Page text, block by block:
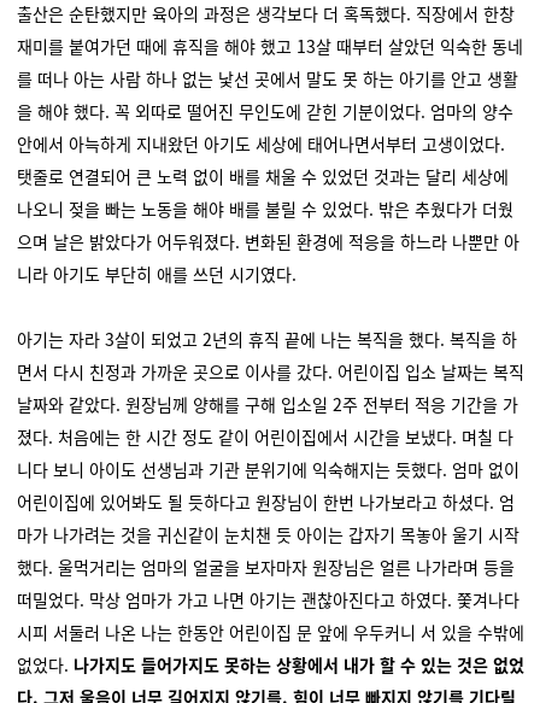
출산은 순탄했지만 육아의 과정은 생각보다 더 혹독했다. 직장에서 한창
재미를 붙여가던 때에 휴직을 해야 했고 13살 때부터 살았던 익숙한 동네
를 떠나 아는 사람 하나 없는 낯선 곳에서 말도 못 하는 아기를 안고 생활
을 해야 했다. 꼭 외따로 떨어진 무인도에 갇힌 기분이었다. 엄마의 양수
안에서 아늑하게 지내왔던 아기도 세상에 태어나면서부터 고생이었다.
탯줄로 연결되어 큰 노력 없이 배를 채울 수 있었던 것과는 달리 세상에
나오니 젖을 빠는 노동을 해야 배를 불릴 수 있었다. 밖은 추웠다가 더웠
으며 날은 밝았다가 어두워졌다. 변화된 환경에 적응을 하느라 나뿐만 아
니라 아기도 부단히 애를 쓰던 시기였다.
아기는 자라 3살이 되었고 2년의 휴직 끝에 나는 복직을 했다. 복직을 하
면서 다시 친정과 가까운 곳으로 이사를 갔다. 어린이집 입소 날짜는 복직
날짜와 같았다. 원장님께 양해를 구해 입소일 2주 전부터 적응 기간을 가
졌다. 처음에는 한 시간 정도 같이 어린이집에서 시간을 보냈다. 며칠 다
니다 보니 아이도 선생님과 기관 분위기에 익숙해지는 듯했다. 엄마 없이
어린이집에 있어봐도 될 듯하다고 원장님이 한번 나가보라고 하셨다. 엄
마가 나가려는 것을 귀신같이 눈치챈 듯 아이는 갑자기 목놓아 울기 시작
했다. 울먹거리는 엄마의 얼굴을 보자마자 원장님은 얼른 나가라며 등을
떠밀었다. 막상 엄마가 가고 나면 아기는 괜찮아진다고 하였다. 쫓겨나다
시피 서둘러 나온 나는 한동안 어린이집 문 앞에 우두커니 서 있을 수밖에
없었다. 나가지도 들어가지도 못하는 상황에서 내가 할 수 있는 것은 없었
다. 그저 울음이 너무 길어지지 않기를. 힘이 너무 빠지지 않기를 기다릴